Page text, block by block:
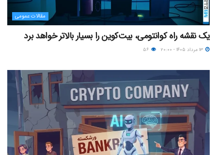
مقالات عمومی
یک نقشه راه کوانتومی، بیت‌کوین را بسیار بالاتر خواهد برد